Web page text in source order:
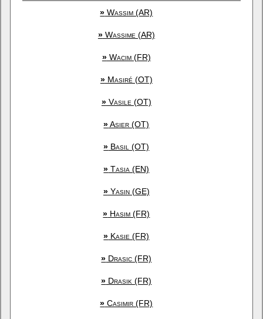
» Wassim (AR)
»Wassime (AR)
»Wacim (FR)
»Masiré (OT)
»Vasile (OT)
»Asier (OT)
» Basil (OT)
» Tasia (EN)
»Yasin (GE)
» Hasim (FR)
» Kasie (FR)
» Drasic (FR)
» Drasik (FR)
» Casimir (FR)